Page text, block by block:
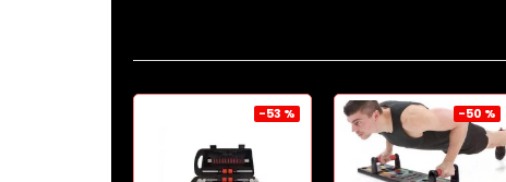
-53 % -50 %